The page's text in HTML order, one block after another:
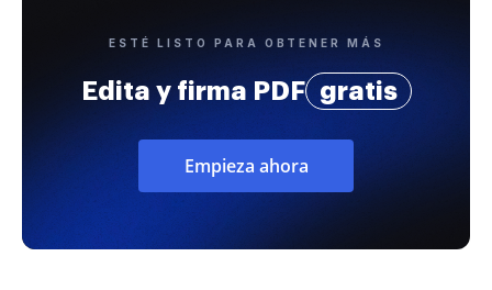
ESTÉ LISTO PARA OBTENER MÁS
Edita y firma PDF gratis
Empieza ahora